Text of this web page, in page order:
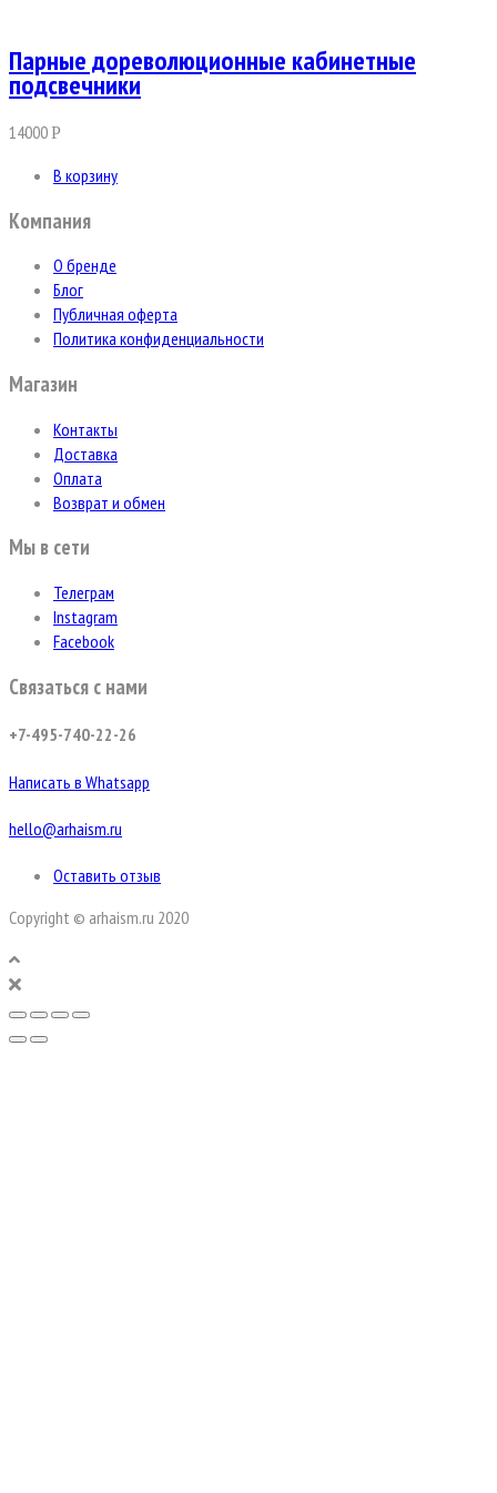
Парные дореволюционные кабинетные
подсвечники
14000Р
В корзину
Компания
О бренде
Блог
Публичная оферта
Политика конфиденциальности
Магазин
Контакты
Доставка
Оплата
Возврат и обмен
Мы в сети
Телеграм
Instagram
Facebook
Связаться с нами
+7-495-740-22-26
Написать в Whatsapp
hello@arhaism.ru
Оставить отзыв
Copyright © arhaism.ru 2020